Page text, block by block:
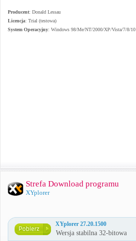
Producent: Donald Lessau
Licencja: Trial (testowa)
System Operacyjny: Windows 98/Me/NT/2000/XP/Vista/7/8/10
Strefa Download programu
XYplorer
XYplorer 27.20.1500
Wersja stabilna 32-bitowa